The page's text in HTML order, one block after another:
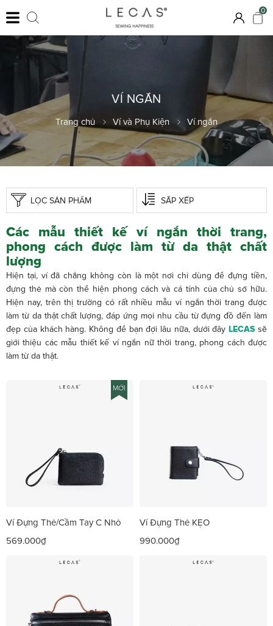
0
VÍ NGẮN
Trang chủ Ví và Phụ Kiện Ví ngắn
LỌC SẢN PHẨM SẮP XẾP
Các mẫu thiết kế ví ngắn thời trang,
phong cách được làm từ da thật chất
lượng
Hiện tại, ví đã chẳng không còn là một nơi chỉ dùng để đựng tiền,
đựng thẻ mà còn thể hiện phong cách và cá tính của chủ sở hữu.
Hiện nay, trên thị trường có rất nhiều mẫu ví ngắn thời trang được
làm từ da thật chất lượng, đáp ứng mọi nhu cầu từ đựng đồ đến làm
đẹp của khách hàng. Không để bạn đợi lâu nữa, dưới đâyLECASsẽ
giới thiệu các mẫu thiết kế ví ngắn nữ thời trang, phong cách được
làm từ da thật.
MỚI
Ví Đựng Thẻ/Cầm Tay C Nhỏ
569.000₫
Ví Đựng Thẻ KẸO
990.000₫